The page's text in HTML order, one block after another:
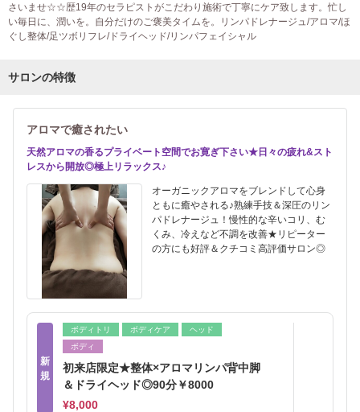
さいませ☆☆歴19年のセラピストがこだわり施術で丁寧にケア致します。忙し
い毎日に、潤いを。自分だけのご褒美タイムを。リンパドレナージュ/アロマ/ほ
ぐし整体/足ツボリフレ/ドライヘッド/リンパフェイシャル
サロンの特徴
アロマで癒されたい
天然アロマの香るプライベート空間でお寛ぎ下さい★日々の疲れ&スト
レスから開放◎極上リラックス♪
オーガニックアロマをブレンドして心身
ともに癒やされる♪熟練手技＆深圧のリン
パドレナージュ！慢性的な辛いコリ、む
くみ、冷えなど不調を改善★リピーター
の方にも好評＆クチコミ高評価サロン◎
新
規
ボディトリ ボディケア
ヘッド
ボディ
初来店限定★整体×アロマリンパ背中脚
＆ドライヘッド◎90分￥8000
¥8,000